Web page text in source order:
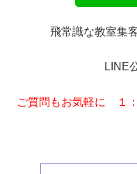
飛常識な教室集
LINE
ご質問もお気軽に １